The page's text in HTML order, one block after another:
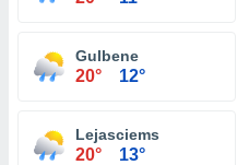
Gulbene
20° 12°
Lejasciems
20° 13°